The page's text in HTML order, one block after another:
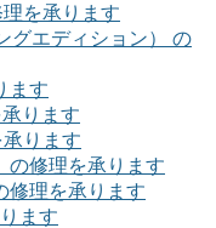
を承ります
グエディション） の
ます
ります
ります
の修理を承ります
修理を承ります
ます